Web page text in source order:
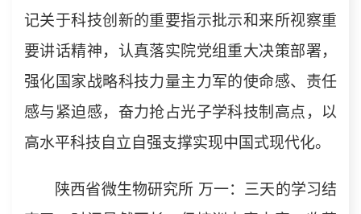
记关于科技创新的重要指示批示和来所视察重
要讲话精神，认真落实院党组重大决策部署，
强化国家战略科技力量主力军的使命感、责任
感与紧迫感，奋力抢占光子学科技制高点，以
高水平科技自立自强支撑实现中国式现代化。
陕西省微生物研究所 万一：三天的学习结